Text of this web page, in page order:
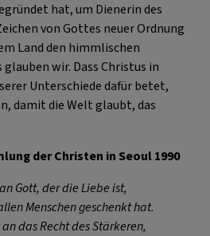
hat, um Dienerin des
von Gottes neuer Ordnung
Land den himmlischen
wir. Dass Christus in
Unterschiede dafür betet,
damit die Welt glaubt, das
der Christen in Seoul 1990
Gott, der die Liebe ist,
Menschen geschenkt hat.
das Recht des Stärkeren,